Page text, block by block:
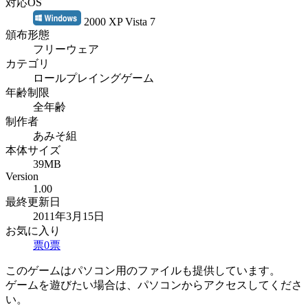
対応OS
2000 XP Vista 7
頒布形態
フリーウェア
カテゴリ
ロールプレイングゲーム
年齢制限
全年齢
制作者
あみそ組
本体サイズ
39MB
Version
1.00
最終更新日
2011年3月15日
お気に入り
票0票
このゲームはパソコン用のファイルも提供しています。
ゲームを遊びたい場合は、パソコンからアクセスしてくださ
い。